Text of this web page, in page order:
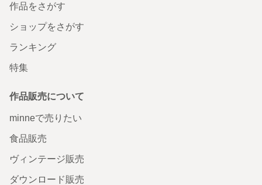
作品をさがす
ショップをさがす
ランキング
特集
作品販売について
minneで売りたい
食品販売
ヴィンテージ販売
ダウンロード販売